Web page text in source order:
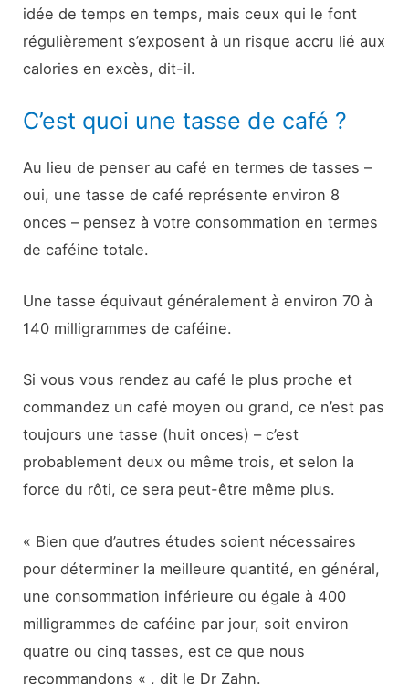
idée de temps en temps, mais ceux qui le font
régulièrement s’exposent à un risque accru lié aux
calories en excès, dit-il.
C’est quoi une tasse de café ?
Au lieu de penser au café en termes de tasses –
oui, une tasse de café représente environ 8
onces – pensez à votre consommation en termes
de caféine totale.
Une tasse équivaut généralement à environ 70 à
140 milligrammes de caféine.
Si vous vous rendez au café le plus proche et
commandez un café moyen ou grand, ce n’est pas
toujours une tasse (huit onces) – c’est
probablement deux ou même trois, et selon la
force du rôti, ce sera peut-être même plus.
« Bien que d’autres études soient nécessaires
pour déterminer la meilleure quantité, en général,
une consommation inférieure ou égale à 400
milligrammes de caféine par jour, soit environ
quatre ou cinq tasses, est ce que nous
recommandons « , dit le Dr Zahn.